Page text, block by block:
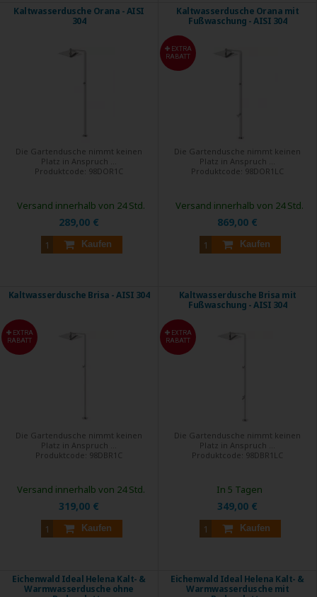
Kaltwasserdusche Orana - AISI
304
Die Gartendusche nimmt keinen
Platz in Anspruch ...
Produktcode: 98DOR1C
289,00 €
Kaufen
Versand innerhalb von 24 Std.
Kaltwasserdusche Orana mit
Fußwaschung - AISI 304
EXTRA
RABATT
Die Gartendusche nimmt keinen
Platz in Anspruch ...
Produktcode: 98DOR1LC
869,00 €
Kaufen
Versand innerhalb von 24 Std.
Kaltwasserdusche Brisa - AISI 304
EXTRA
RABATT
Die Gartendusche nimmt keinen
Platz in Anspruch ...
Produktcode: 98DBR1C
319,00 €
Kaufen
Versand innerhalb von 24 Std.
Kaltwasserdusche Brisa mit
Fußwaschung - AISI 304
EXTRA
RABATT
Die Gartendusche nimmt keinen
Platz in Anspruch ...
Produktcode: 98DBR1LC
349,00 €
Kaufen
In 5 Tagen
Eichenwald Ideal Helena Kalt- &
Warmwasserdusche ohne
Eichenwald Ideal Helena Kalt- &
Warmwasserdusche mit